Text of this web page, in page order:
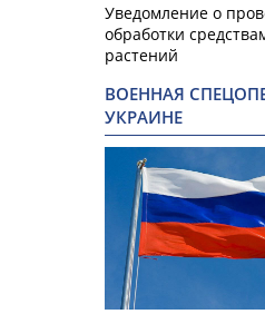
Уведомление о
обработки
растений
ВОЕННАЯ
УКРАИНЕ